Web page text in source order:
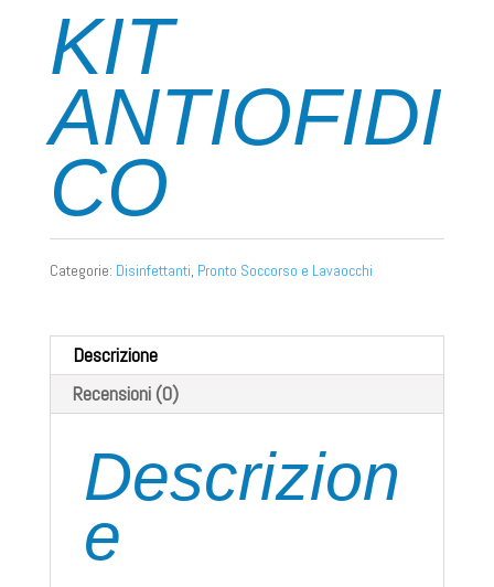
KIT
ANTIOFIDI
CO
Categorie: Disinfettanti, Pronto Soccorso e Lavaocchi
Descrizione
Recensioni (0)
Descrizion
e